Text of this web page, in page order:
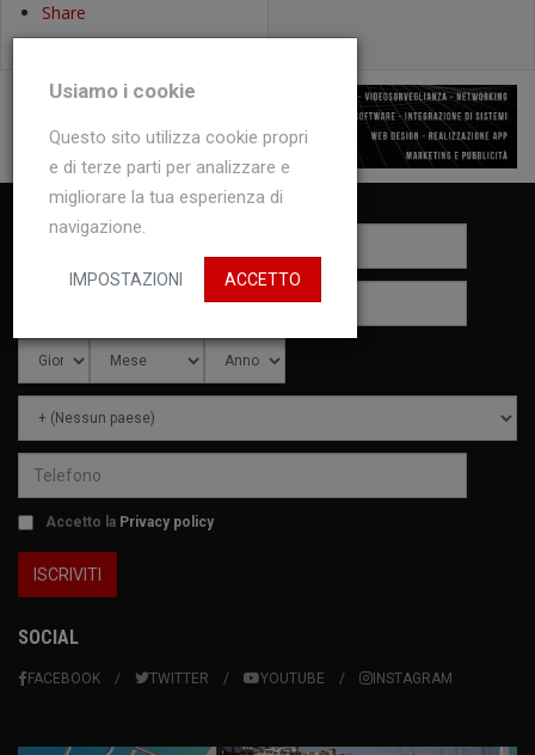
Share
Accetto la Privacy policy
SOCIAL
FACEBOOK TWITTER YOUTUBE INSTAGRAM
Usiamo i cookie
Questo sito utilizza cookie propri
e di terze parti per analizzare e
migliorare la tua esperienza di
navigazione.
IMPOSTAZIONI ACCETTO